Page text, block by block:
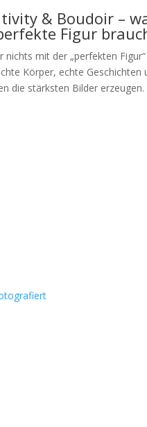
& Boudoir –
Figur
nichts mit der „perfekten
Körper, echte Geschichten
die stärksten Bilder erzeugen.